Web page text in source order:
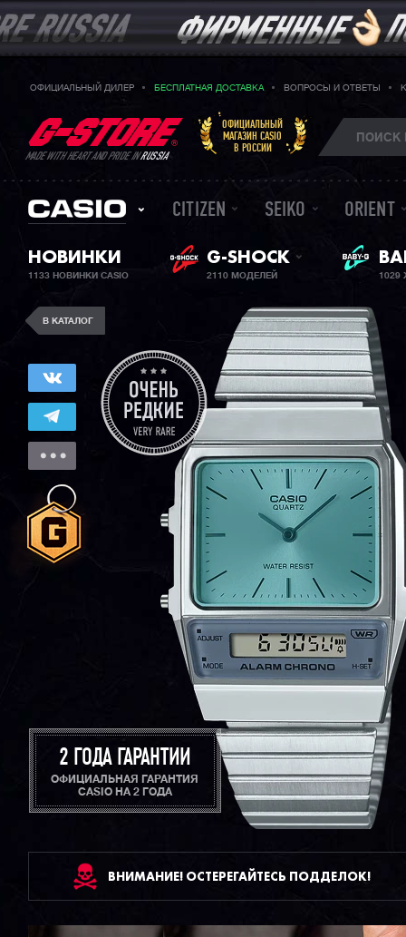
ОФИЦИАЛЬНЫЙ ДИЛЕР БЕСПЛАТНАЯ ДОСТАВКА ВОПРОСЫ И ОТВЕТЫ
MADE WITH HEART AND PRIDE INRUSSIA
ОФИЦИАЛЬНЫЙ
МАГАЗИН CASIO
В РОССИИ
CITIZEN SEIKO ORIENT
НОВИНКИ
1133 НОВИНКИ CASIO
G-SHOCK
2110 МОДЕЛЕЙ 1029
В КАТАЛОГ
2 ГОДА ГАРАНТИИ
ОФИЦИАЛЬНАЯ ГАРАНТИЯ
CASIO НА 2 ГОДА
ВНИМАНИЕ! ОСТЕРЕГАЙТЕСЬ ПОДДЕЛОК!